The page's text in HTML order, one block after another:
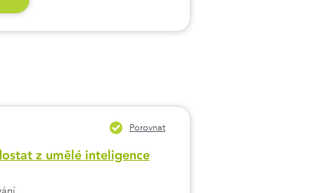
Porovnat
z umělé inteligence